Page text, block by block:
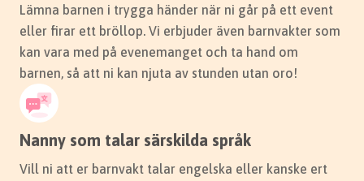
Lämna barnen i trygga händer när ni går på ett event
eller firar ett bröllop. Vi erbjuder även barnvakter som
kan vara med på evenemanget och ta hand om
barnen, så att ni kan njuta av stunden utan oro!
Nanny som talar särskilda språk
Vill ni att er barnvakt talar engelska eller kanske ert